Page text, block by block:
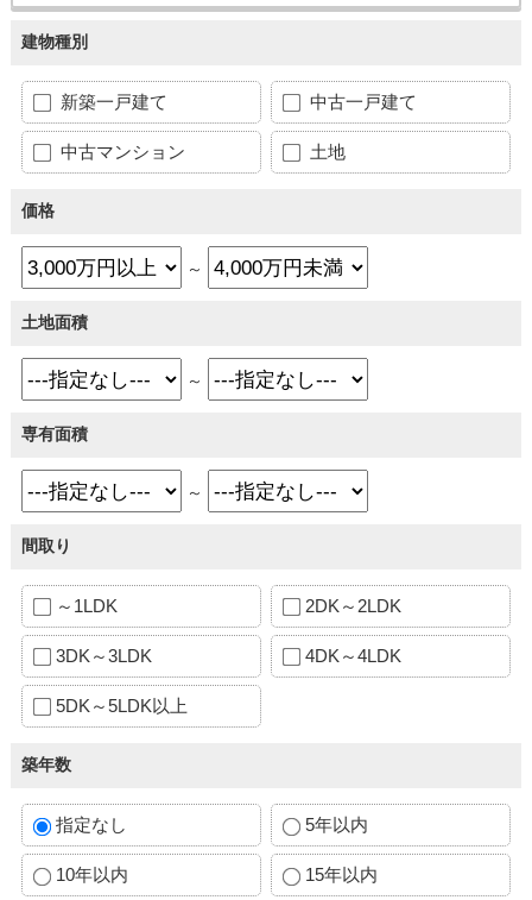
建物種別
新築一戸建て 中古一戸建て
中古マンション 土地
価格
～
土地面積
～
専有面積
～
間取り
～1LDK 2DK～2LDK
3DK～3LDK 4DK～4LDK
5DK～5LDK以上
築年数
指定なし 5年以内
10年以内 15年以内